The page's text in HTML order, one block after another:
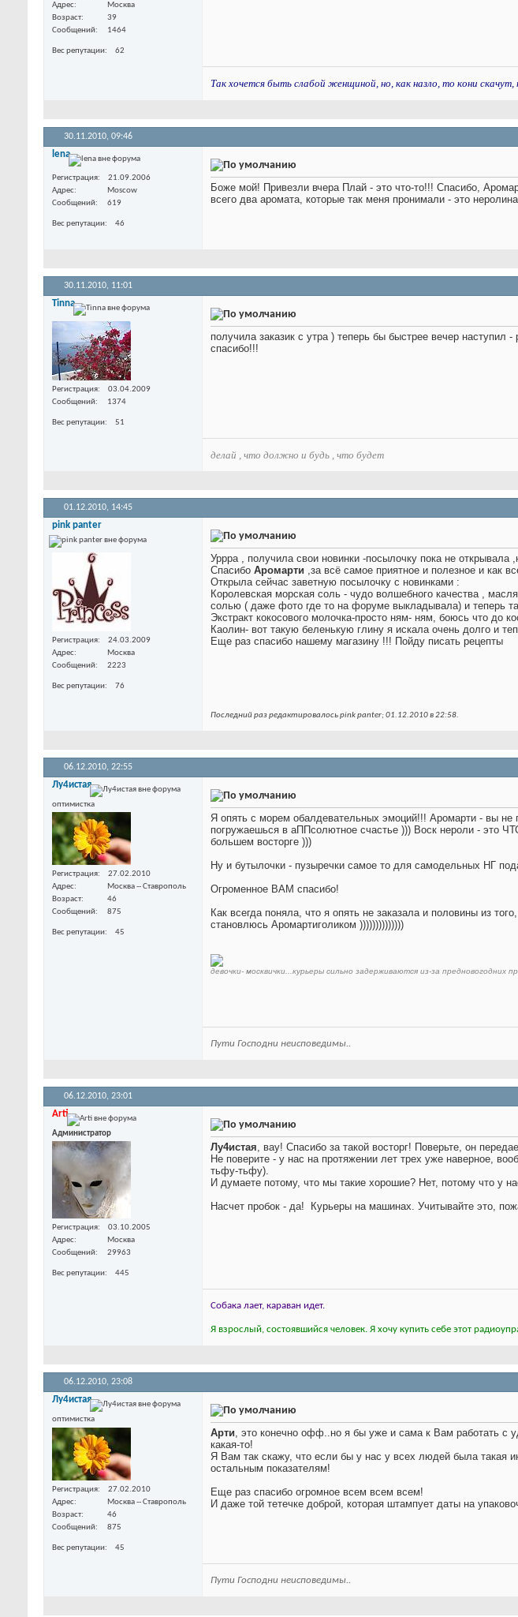
Адрес
Москва
Возраст
39
Сообщений
1464
Вес репутации 62
Так хочется быть слабой женщиной, но, как назло, то кони скачут,
30.11.2010, 09:46
lena
Регистрация
21.09.2006
Адрес
Moscow
Сообщений
619
Вес репутации 46
Боже мой! Привезли вчера Плай - это что-то!!! Спасибо,
всего два аромата, которые так меня пронимали - это
30.11.2010, 11:01
Tinna
Регистрация
03.04.2009
Сообщений
1374
Вес репутации 51
получила заказик с утра ) теперь бы быстрее вечер
спасибо!!!
делай , что должно и будь , что будет
01.12.2010, 14:45
pink panter
Регистрация
24.03.2009
Адрес
Москва
Сообщений
2223
Вес репутации 76
Уррра , получила свои новинки -посылочку пока не
Спасибо Аромарти ,за всё самое приятное и полезное и как
Открыла сейчас заветную посылочку с новинками :
Королевская морская соль - чудо волшебного качества ,
солью ( даже фото где то на форуме выкладывала) и теперь
Экстракт кокосового молочка-просто ням- ням, боюсь что до
Каолин- вот такую беленькую глину я искала очень долго и
Еще раз спасибо нашему магазину !!! Пойду писать рецепты
Последний раз редактировалось pink panter; 01.12.2010 в22:58.
06.12.2010, 22:55
Лу4истая
оптимистка
Регистрация
27.02.2010
Адрес
Москва -- Ставрополь
Возраст
46
Сообщений
875
Вес репутации 45
Я опять с морем обалдевательных эмоций!!! Аромарти - вы не
погружаешься в аППсолютное счастье ))) Воск нероли - это
большем восторге )))
Ну и бутылочки - пузыречки самое то для самодельных НГ
Огроменное ВАМ спасибо!
Как всегда поняла, что я опять не заказала и половины из
становлюсь Аромартиголиком ))))))))))))))
девочки- москвички...курьеры сильно задерживаются из-за
Пути Господни неисповедимы..
06.12.2010, 23:01
Arti
Администратор
Регистрация
03.10.2005
Адрес
Москва
Сообщений
29963
Вес репутации 445
Лу4истая, вау! Спасибо за такой восторг! Поверьте, он
Не поверите - у нас на протяжении лет трех уже наверное,
тьфу-тьфу).
И думаете потому, что мы такие хорошие? Нет, потому что у
Насчет пробок - да!
Курьеры на машинах. Учитывайте это,
Собака лает, караван идет.
Я взрослый, состоявшийся человек. Я хочу купить себе этот
06.12.2010, 23:08
Лу4истая
оптимистка
Регистрация
27.02.2010
Адрес
Москва -- Ставрополь
Возраст
46
Сообщений
875
Вес репутации 45
Арти, это конечно офф..но я бы уже и сама к Вам работать с
какая-то!
Я Вам так скажу, что если бы у нас у всех людей была такая
остальным показателям!
Еще раз спасибо огромное всем всем всем!
И даже той тетечке доброй, которая штампует даты на
Пути Господни неисповедимы..